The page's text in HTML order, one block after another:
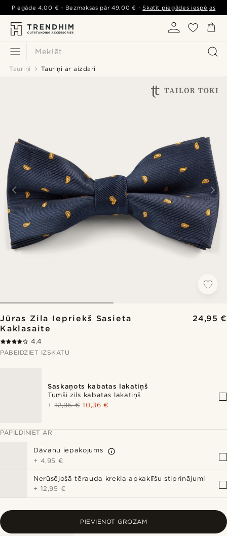
Meklēt
Piegāde4,00 € - Bezmaksas pār49,00 € -Skatīt piegādes iespējas
Tauriņi Tauriņi ar aizdari
Jūras Zila Iepriekš Sasieta
Kaklasaite
24,95 €
4.4
PABEIDZIET IZSKATU
Saskaņots kabatas lakatiņš
Tumši zils kabatas lakatiņš
+12,95 € 10,36 €
PAPILDINIET AR
Dāvanu iepakojums
+ 4,95 €
Nerūsējošā tērauda krekla apkaklīšu stiprinājumi
+ 12,95 €
PIEVIENOT GROZAM